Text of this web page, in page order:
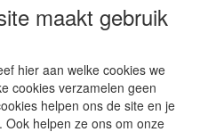
maakt gebruik
hier aan welke cookies we
cookies verzamelen geen
helpen ons de site en je
helpen ze ons om onze